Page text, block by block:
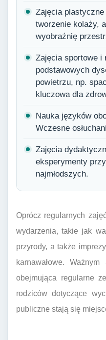
Zajęcia
tworzenie kolaży,
wyobraźnię
Zajęcia sportowe i
podstawowych
powietrzu, np.
kluczowa dla
Nauka języków
Wczesne
Zajęcia
eksperymenty
najmłodszych.
Oprócz regularnych
wydarzenia, takie jak
przyrody, a także
karnawałowe.
obejmująca regularne
rodziców dotyczące
publiczne stają się